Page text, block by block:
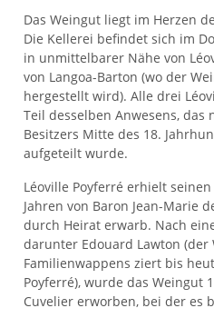
Das Weingut liegt im Herzen
Die Kellerei befindet sich im
in unmittelbarer Nähe von
von Langoa-Barton (wo der
hergestellt wird). Alle drei
Teil desselben Anwesens, das
Besitzers Mitte des 18.
aufgeteilt wurde.
Léoville Poyferré erhielt
Jahren von Baron Jean-Marie
durch Heirat erwarb. Nach
darunter Edouard Lawton (der
Familienwappens ziert bis
Poyferré), wurde das Weingut
Cuvelier erworben, bei der es